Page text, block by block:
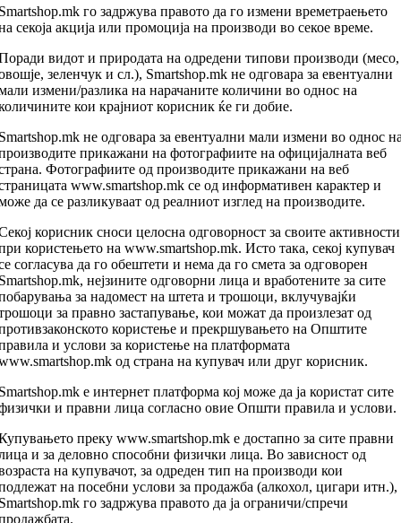
го задржува правото да го измени времетраењето
секоја акција или промоција на производи во секое време.
видот и природата на одредени типови производи (месо,
зеленчук и сл.), Smartshop.mk не одговара за евентуални
измени/разлика на нарачаните количини во однос на
кои крајниот корисник ќе ги добие.
не одговара за евентуални мали измени во однос
прикажани на фотографиите на официјалната веб
Фотографиите од производите прикажани на веб
www.smartshop.mk се од информативен карактер и
да се разликуваат од реалниот изглед на производите.
корисник сноси целосна одговорност за своите активности
користењето на www.smartshop.mk. Исто така, секој купувач
согласува да го обештети и нема да го смета за одговорен
нејзините одговорни лица и вработените за сите
за надомест на штета и трошоци, вклучувајќи
за правно застапување, кои можат да произлезат од
користење и прекршувањето на Општите
и услови за користење на платформата
од страна на купувач или друг корисник.
е интернет платформа кој може да ја користат сите
и правни лица согласно овие Општи правила и услови.
преку www.smartshop.mk е достапно за сите правни
и за деловно способни физички лица. Во зависност од
на купувачот, за одреден тип на производи кои
на посебни услови за продажба (алкохол, цигари итн.),
го задржува правото да ја ограничи/спречи